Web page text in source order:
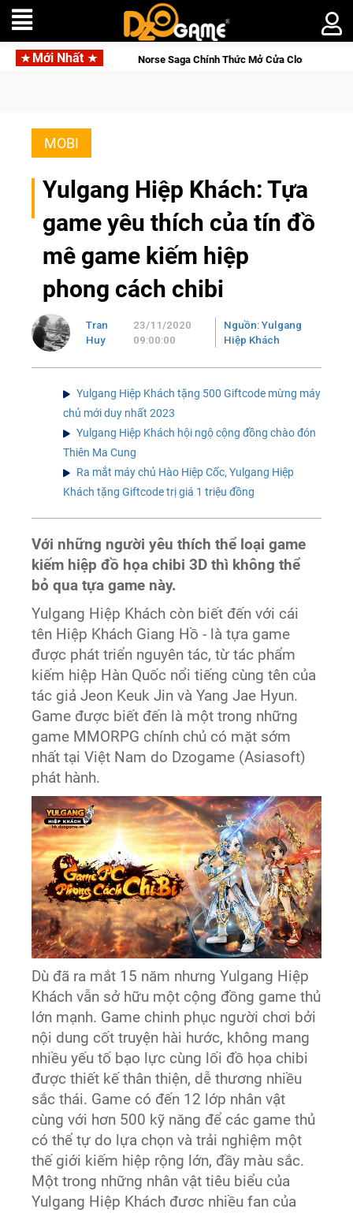
Mới Nhất
Norse Saga Chính Thức Mở Cửa Closed Beta Tại Việt Nam Từ 04
MOBI
Yulgang Hiệp Khách: Tựa
game yêu thích của tín đồ
mê game kiếm hiệp
phong cách chibi
Tran
Huy
23/11/2020
09:00:00
Nguồn: Yulgang
Hiệp Khách
Yulgang Hiệp Khách tặng 500 Giftcode mừng máy
chủ mới duy nhất 2023
Yulgang Hiệp Khách hội ngộ cộng đồng chào đón
Thiên Ma Cung
Ra mắt máy chủ Hào Hiệp Cốc, Yulgang Hiệp
Khách tặng Giftcode trị giá 1 triệu đồng
Với những người yêu thích thể loại game
kiếm hiệp đồ họa chibi 3D thì không thể
bỏ qua tựa game này.
Yulgang Hiệp Khách còn biết đến với cái
tên Hiệp Khách Giang Hồ - là tựa game
được phát triển nguyên tác, từ tác phẩm
kiếm hiệp Hàn Quốc nổi tiếng cùng tên của
tác giả Jeon Keuk Jin và Yang Jae Hyun.
Game được biết đến là một trong những
game MMORPG chính chủ có mặt sớm
nhất tại Việt Nam do Dzogame (Asiasoft)
phát hành.
Dù đã ra mắt 15 năm nhưng Yulgang Hiệp
Khách vẫn sở hữu một cộng đồng game thủ
lớn mạnh. Game chinh phục người chơi bởi
nội dung cốt truyện hài hước, không mang
nhiều yếu tố bạo lực cùng lối đồ họa chibi
được thiết kế thân thiện, dễ thương nhiều
sắc thái. Game có đến 12 lớp nhân vật
cùng với hơn 500 kỹ năng để các game thủ
có thể tự do lựa chọn và trải nghiệm một
thế giới kiếm hiệp rộng lớn, đầy màu sắc.
Một trong những nhân vật tiêu biểu của
Yulgang Hiệp Khách đươc nhiều fan của